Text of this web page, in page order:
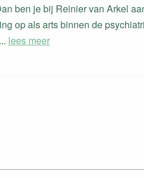
ben je bij Reinier van Arkel
op als arts binnen de
lees meer